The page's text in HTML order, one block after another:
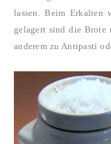
lassen. Beim Erkalten
gelagert sind die Brote
anderem zu Antipasti